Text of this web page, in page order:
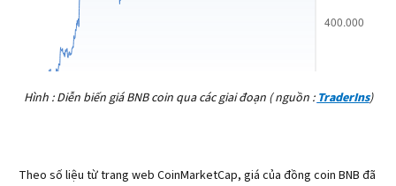
Hình : Diễn biến giá BNB coin qua các giai đoạn ( nguồn : TraderIns)
Theo số liệu từ trang web CoinMarketCap, giá của đồng coin BNB đã